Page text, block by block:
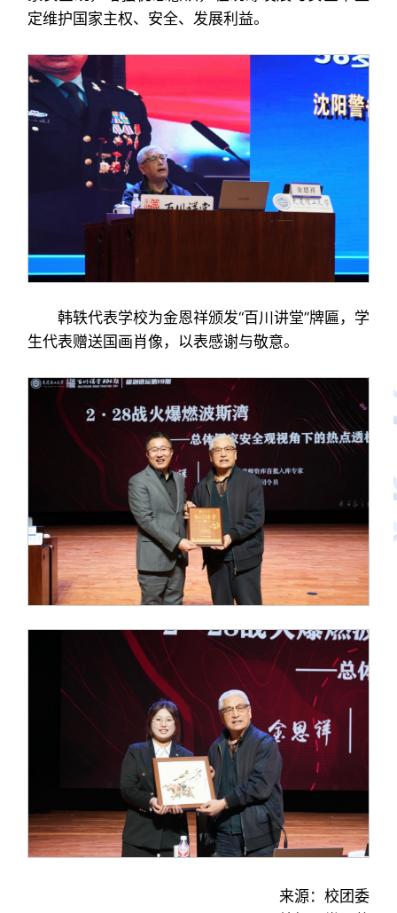
定维护国家主权、安全、发展利益。
韩轶代表学校为金恩祥颁发“百川讲堂”牌匾，学
生代表赠送国画肖像，以表感谢与敬意。
来源：校团委